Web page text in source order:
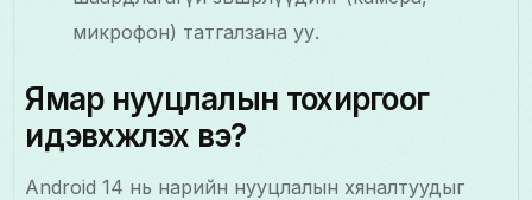
микрофон) татгалзана уу.
Ямар нууцлалын тохиргоог
идэвхжүүлэх вэ?
Android 14 нь нарийн нууцлалын хяналтуудыг